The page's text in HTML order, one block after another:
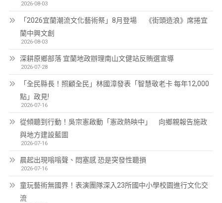
2026-08-03
「2026宜蘭潮流文化藝術祭」8月登場 《街頭造浪》席捲宜
蘭中興文創
2026-08-03
深耕原鄉部落 宜蘭地政辦理南山文健站反賄選宣導
2026-07-28
「全民縣長！照顧全民」林國漳發表「智慧敬老卡 每年12,000
點」政見!
2026-07-16
從傾聽到行動！吳宗憲啟動「憲政熱映中」 向鄉親報告施政
與地方建設藍圖
2026-07-16
晨起出現嗡嗡聲、悶塞感 恐是突發性聽損
2026-07-16
童玩藝術無國界！表演團隊深入23所國中小學校園進行文化交
流